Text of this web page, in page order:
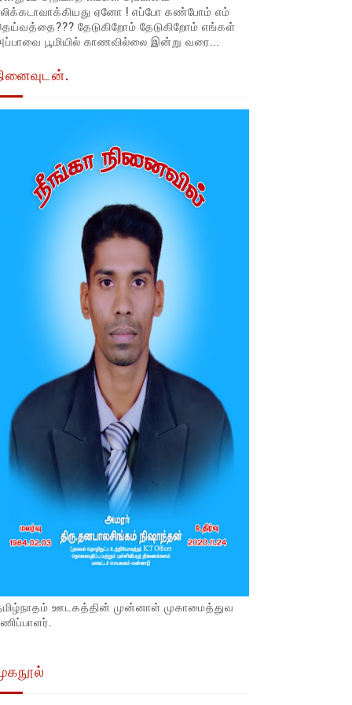
ஏனோ ! எப்போ கண்போம் எம்
தேடுகிறோம் தேடுகிறோம் எங்கள்
பூமியில் காணவில்லை இன்று வரை...
ஊடகத்தின் முன்னாள் முகாமைத்துவ